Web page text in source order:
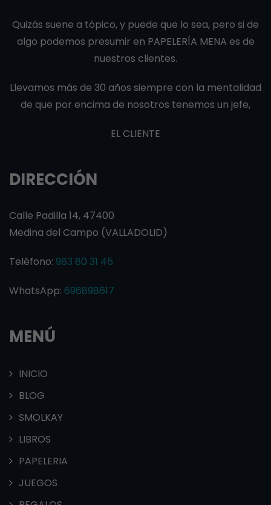
Quizás suene a tópico, y puede que lo sea, pero si de
algo podemos presumir en PAPELERÍA MENA es de
nuestros clientes.
Llevamos más de 30 años siempre con la mentalidad
de que por encima de nosotros tenemos un jefe,
EL CLIENTE
DIRECCIÓN
Calle Padilla 14, 47400
Medina del Campo (VALLADOLID)
Teléfono: 983 80 31 45
WhatsApp: 696898617
MENÚ
INICIO
BLOG
SMOLKAY
LIBROS
PAPELERIA
JUEGOS